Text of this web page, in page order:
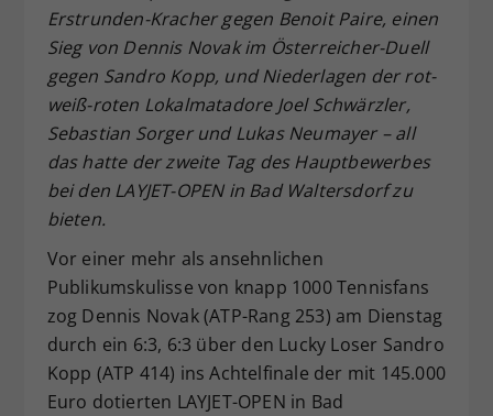
Erstrunden-Kracher gegen Benoit Paire, einen
Sieg von Dennis Novak im Österreicher-Duell
gegen Sandro Kopp, und Niederlagen der rot-
weiß-roten Lokalmatadore Joel Schwärzler,
Sebastian Sorger und Lukas Neumayer – all
das hatte der zweite Tag des Hauptbewerbes
bei den LAYJET-OPEN in Bad Waltersdorf zu
bieten.
Vor einer mehr als ansehnlichen
Publikumskulisse von knapp 1000 Tennisfans
zog Dennis Novak (ATP-Rang 253) am Dienstag
durch ein 6:3, 6:3 über den Lucky Loser Sandro
Kopp (ATP 414) ins Achtelfinale der mit 145.000
Euro dotierten LAYJET-OPEN in Bad
Zweck
Dieser Wert speichert Ihre Consent-
Einstellungen. Unter anderem eine
zufällig generierte ID, für die
historische Speicherung Ihrer
vorgenommen Einstellungen, falls der
Webseiten-Betreiber dies eingestellt
hat.